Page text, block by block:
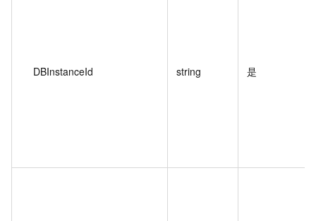
DBInstanceId string 是